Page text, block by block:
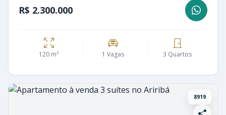
R$ 2.300.000
120 m² 1 Vagas 3 Quartos
8919